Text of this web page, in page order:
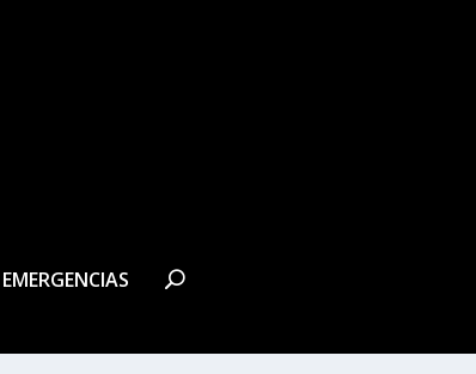
EMERGENCIAS